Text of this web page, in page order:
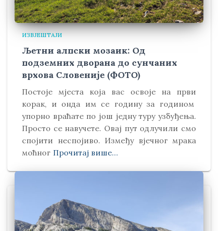
ИЗВЈЕШТАЈИ
Љетни алпски мозаик: Од
подземних дворана до сунчаних
врхова Словеније (ФОТО)
Постоје мјеста која вас освоје на први
корак, и онда им се годину за годином
упорно враћате по још једну туру узбуђења.
Просто се навучете. Овај пут одлучили смо
спојити неспојиво. Између вјечног мрака
моћног Прочитај више…